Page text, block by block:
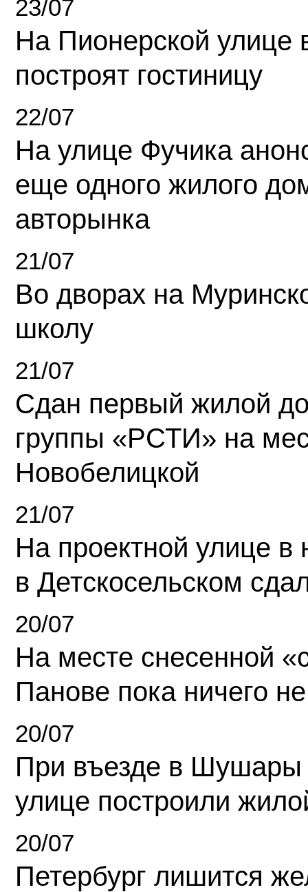
23/07
На Пионерской улице
построят гостиницу
22/07
На улице Фучика
еще одного жилого
авторынка
21/07
Во дворах на
школу
21/07
Сдан первый жилой
группы «РСТИ» на
Новобелицкой
21/07
На проектной улице
в Детскосельском
20/07
На месте снесенной
Панове пока ничего
20/07
При въезде в Шушары
улице построили
20/07
Петербург лишится